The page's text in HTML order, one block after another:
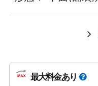
最大料金あり